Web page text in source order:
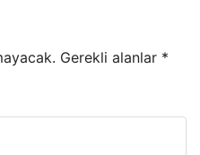
Gerekli alanlar *